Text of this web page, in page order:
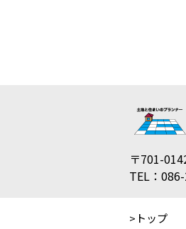
〒701-
TEL：
トップ